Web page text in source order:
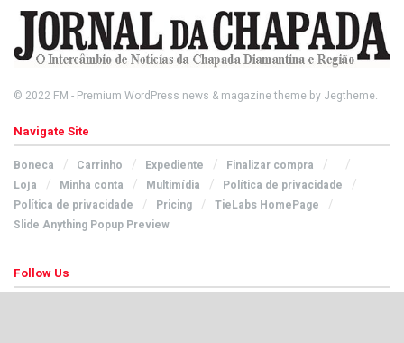
© 2022 FM - Premium WordPress news & magazine theme by Jegtheme.
Navigate Site
Boneca Carrinho Expediente
Finalizar compra
Loja
Minha conta Multimídia
Política de privacidade
Política de privacidade
Pricing
TieLabs HomePage
Slide Anything Popup Preview
Follow Us